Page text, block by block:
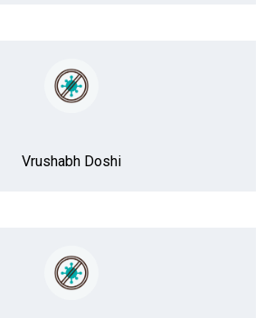
Vrushabh Doshi